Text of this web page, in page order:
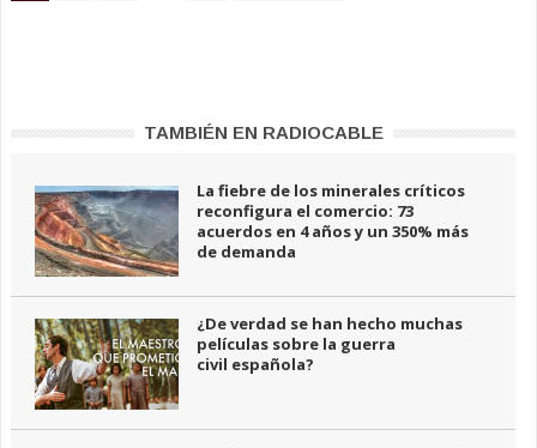
TAMBIÉN EN RADIOCABLE
La fiebre de los minerales críticos
reconfigura el comercio: 73
acuerdos en 4 años y un 350% más
de demanda
¿De verdad se han hecho muchas
películas sobre la guerra
civil española?